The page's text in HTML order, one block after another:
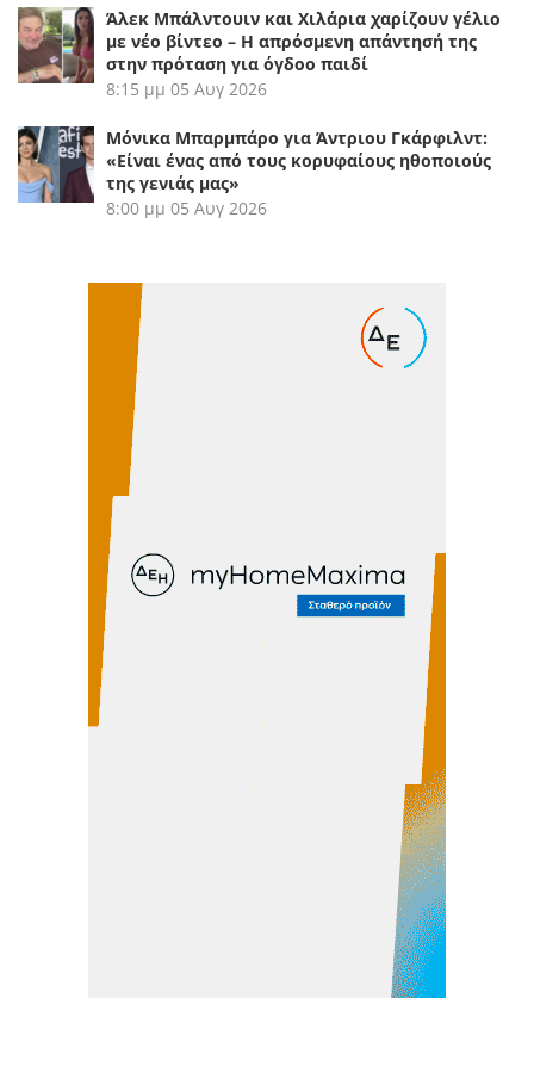
Άλεκ Μπάλντουιν και Χιλάρια χαρίζουν γέλιο
με νέο βίντεο – Η απρόσμενη απάντησή της
στην πρόταση για όγδοο παιδί
8:15 μμ 05 Αυγ 2026
Μόνικα Μπαρμπάρο για Άντριου Γκάρφιλντ:
«Είναι ένας από τους κορυφαίους ηθοποιούς
της γενιάς μας»
8:00 μμ 05 Αυγ 2026